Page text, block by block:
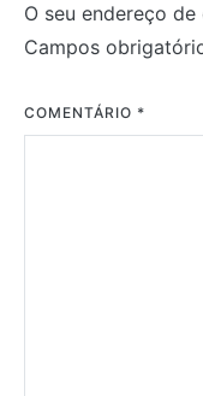
O seu endereço
Campos
COMENTÁRIO *